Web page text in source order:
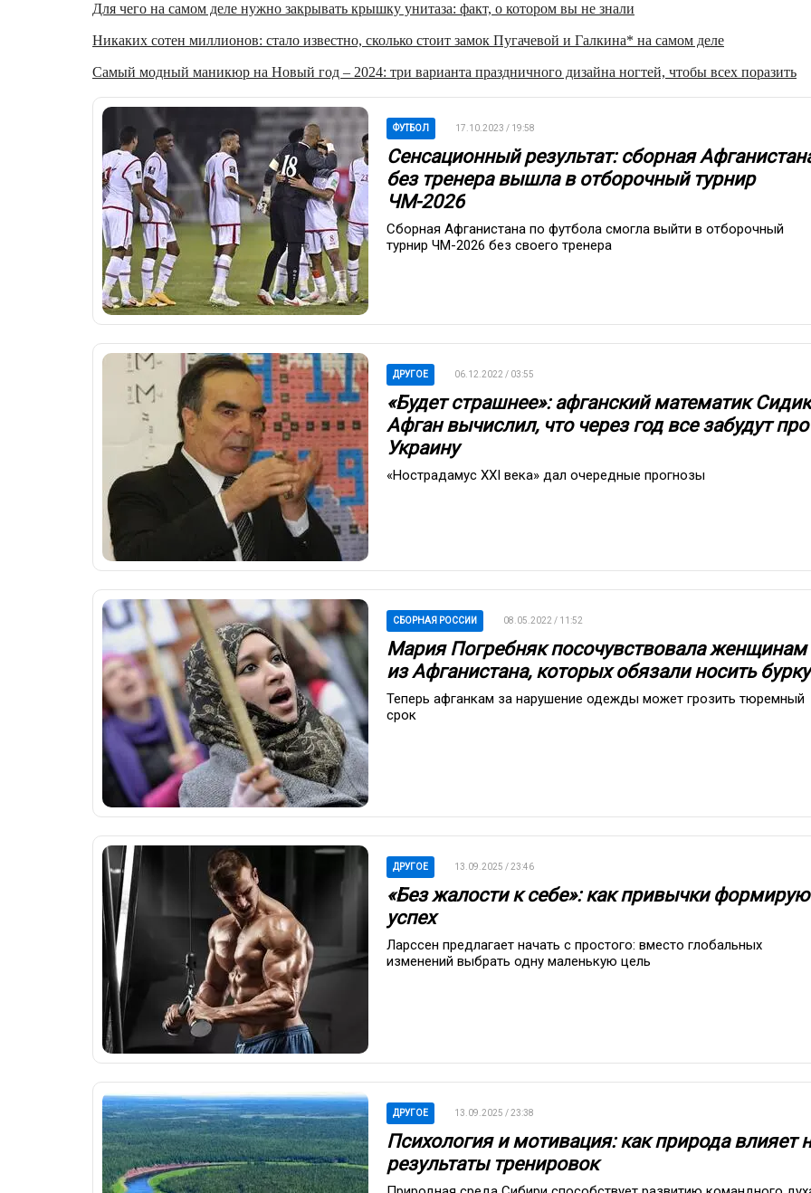
Для чего на самом деле нужно закрывать крышку унитаза: факт, о котором вы не знали
Никаких сотен миллионов: стало известно, сколько стоит замок Пугачевой и Галкина* на самом деле
Самый модный маникюр на Новый год – 2024: три варианта праздничного дизайна ногтей, чтобы всех поразить
ФУТБОЛ 17.10.2023 / 19:58
Сенсационный результат: сборная
без тренера вышла в отборочный турнир
ЧМ-2026
Сборная Афганистана по футбола смогла выйти в отборочный
турнир ЧМ-2026 без своего тренера
ДРУГОЕ 06.12.2022 / 03:55
«Будет страшнее»: афганский математик Сидик
Афган вычислил, что через год все забудут про
Украину
«Нострадамус XXI века» дал очередные прогнозы
СБОРНАЯ РОССИИ 08.05.2022 / 11:52
Мария Погребняк посочувствовала женщинам
из Афганистана, которых обязали носить бурку
Теперь афганкам за нарушение одежды может грозить тюремный
срок
ДРУГОЕ 13.09.2025 / 23:46
«Без жалости к себе»: как привычки
успех
Ларссен предлагает начать с простого: вместо глобальных
изменений выбрать одну маленькую цель
ДРУГОЕ 13.09.2025 / 23:38
Психология и мотивация: как природа влияет
результаты тренировок